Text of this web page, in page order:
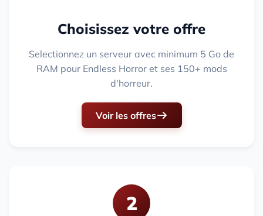
Choisissez votre offre
Selectionnez un serveur avec minimum 5 Go de
RAM pour Endless Horror et ses 150+ mods
d'horreur.
Voir les offres
2